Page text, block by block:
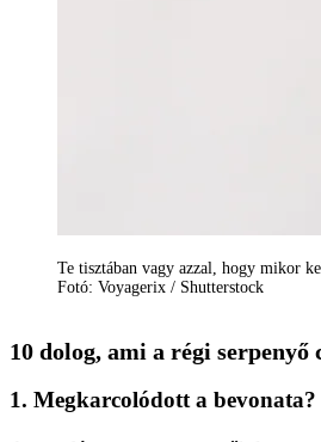
Te tisztában vagy azzal, hogy mikor
Fotó: Voyagerix / Shutterstock
10 dolog, ami a régi
1. Megkarcolódott a bevonata?